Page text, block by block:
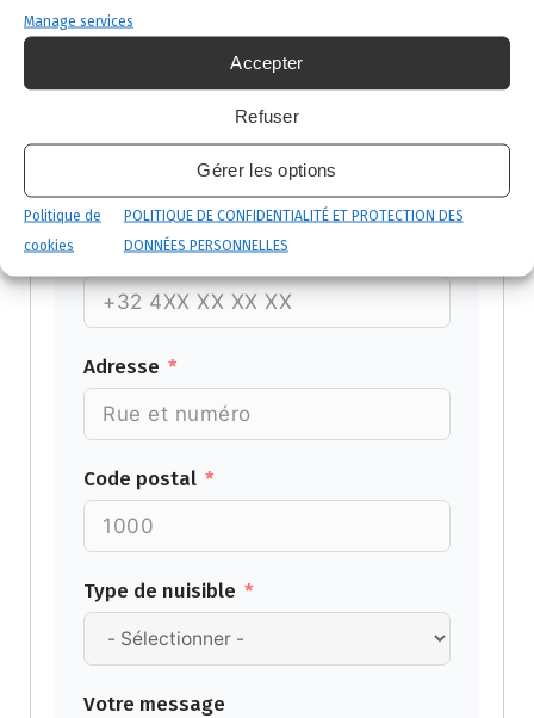
Manage services
Accepter
Refuser
Gérer les options
Politique de
cookies
POLITIQUE DE CONFIDENTIALITÉ ET PROTECTION DES
DONNÉES PERSONNELLES
Nom
Email
Téléphone
Adresse
Code postal
Type de nuisible
Votre message